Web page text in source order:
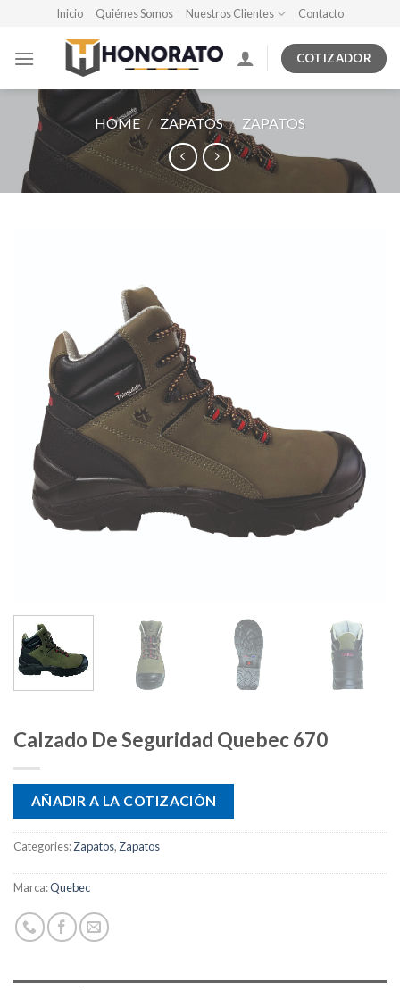
content
Inicio Quiénes Somos Nuestros Clientes Contacto
COTIZADOR
HOME / ZAPATOS / ZAPATOS
Calzado De Seguridad Quebec 670
AÑADIR A LA COTIZACIÓN
Categories:Zapatos,Zapatos
Marca:Quebec